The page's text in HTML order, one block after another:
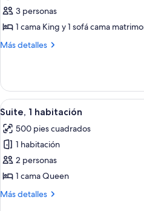
Roll-
In
Shwr)
Suite,
1
cama
y
sofá
cama
(Mobility/Hearing
Access,
Roll-
In
Shwr)
3 personas
1 cama King y 1 sofá cama
Más detalles
Más
1
cama
King
y
sofá
cama
(Mobility/Hearing
Access,
In
Abrir
todas
las
fotos
de
Suite,
1
5
Suite, 1 habitación
500 pies cuadrados
1 habitación
2 personas
1 cama Queen
Más detalles
Más